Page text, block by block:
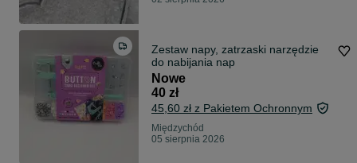
Zestaw napy, zatrzaski narzędzie
do nabijania nap
Nowe
40 zł
45,60 zł z Pakietem Ochronnym
Międzychód
05 sierpnia 2026